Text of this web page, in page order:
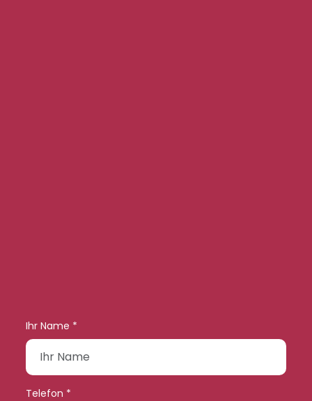
Ihr Name *
Telefon *